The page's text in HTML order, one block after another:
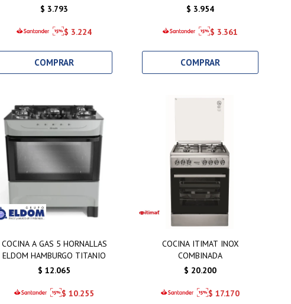
$ 3.793
$ 3.224
$ 3.954
$ 3.361
COCINA A GAS 5 HORNALLAS
ELDOM HAMBURGO TITANIO
$ 12.065
$ 10.255
COCINA ITIMAT INOX
COMBINADA
$ 20.200
$ 17.170